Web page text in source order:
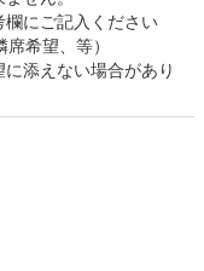
にご記入ください
希望、等）
添えない場合があり